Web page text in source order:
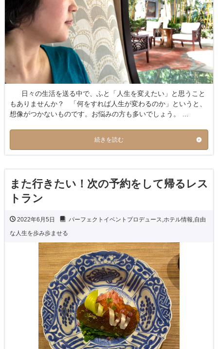
日々の生活を送る中で、ふと「人生を変えたい」と思うこと
もありませんか？ 「何をすれば人生が変わるのか」というと、
想像がつかないものです。お悩みの方も多いでしょう。 …
続きを読む
また行きたい！次の予約をして帰るレス
トラン
2022年6月5日 パーフェクトイベントプロデュース,ホテル情報,自由
な人生を歩み歩ませる